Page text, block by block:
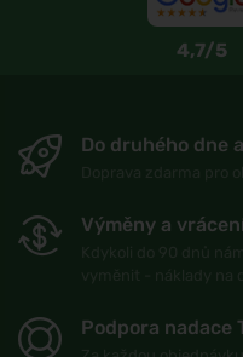
4,7/5
Do druhého dne
Výměny a
Podpora nadace